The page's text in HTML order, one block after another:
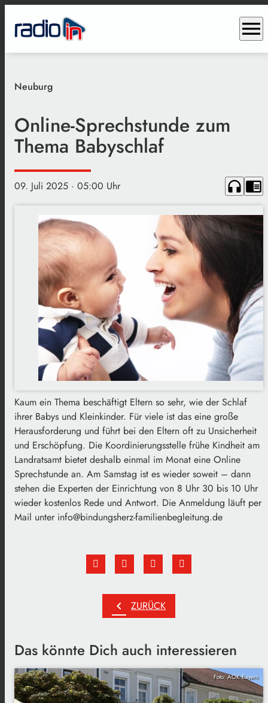
menu
Neuburg
Online-Sprechstunde zum
Thema Babyschlaf
09. Juli 2025 · 05:00 Uhr headphones chrome_reader_mode
Kaum ein Thema beschäftigt Eltern so sehr, wie der Schlaf
ihrer Babys und Kleinkinder. Für viele ist das eine große
Herausforderung und führt bei den Eltern oft zu Unsicherheit
und Erschöpfung. Die Koordinierungsstelle frühe Kindheit am
Landratsamt bietet deshalb einmal im Monat eine Online
Sprechstunde an. Am Samstag ist es wieder soweit – dann
stehen die Experten der Einrichtung von 8 Uhr 30 bis 10 Uhr
wieder kostenlos Rede und Antwort. Die Anmeldung läuft per
Mail unter info@bindungsherz-familienbegleitung.de
chevron_left ZURÜCK
Das könnte Dich auch interessieren
Foto: AOK Bayern